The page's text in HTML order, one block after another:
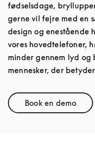
fødselsdage,
gerne vil fejre med en
design og enestående
vores hovedtelefoner,
minder gennem lyd
mennesker, der
Book en demo
Link Opens